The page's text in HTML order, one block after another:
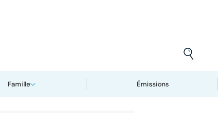
Famille Émissions